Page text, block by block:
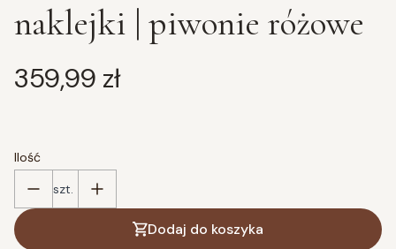
naklejki | piwonie różowe
Cena
359,99 zł
Ilość
szt.
Dodaj do koszyka